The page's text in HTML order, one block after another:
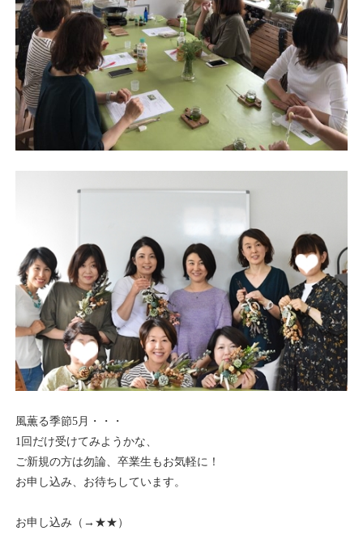
風薫る季節5月・・・
1回だけ受けてみようかな、
ご新規の方は勿論、卒業生もお気軽に！
お申し込み、お待ちしています。
お申し込み（→ ★★ ）